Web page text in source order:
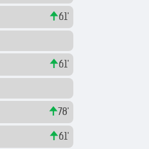
61'
61'
78'
61'